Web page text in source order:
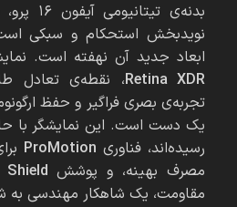
بدنه‌ی
نویدبخش استحکام و سبکی
ابعاد جدید آن نهفته است.
Retina XDR، نقطه‌ی تعادل
تجربه‌ی بصری فراگیر و حفظ
یک دست است. این نمایشگر با
رسیده‌اند، فناوری ProMotion
مصرف بهینه، و پوشش Shield
مقاومت، یک شاهکار مهندسی به